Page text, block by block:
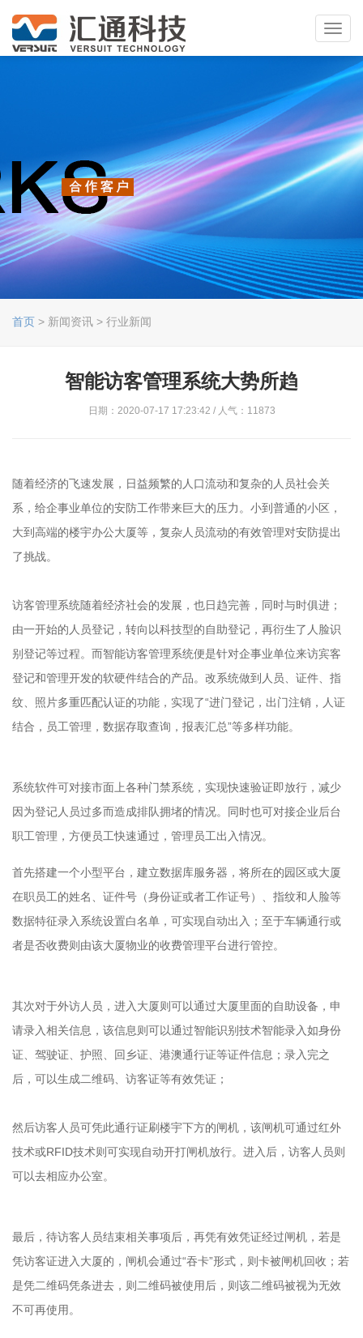
首页 > 新闻资讯 > 行业新闻
智能访客管理系统大势所趋
日期：2020-07-17 17:23:42 / 人气：11873
随着经济的飞速发展，日益频繁的人口流动和复杂的人员社会关
系，给企事业单位的安防工作带来巨大的压力。小到普通的小区，
大到高端的楼宇办公大厦等，复杂人员流动的有效管理对安防提出
了挑战。
访客管理系统随着经济社会的发展，也日趋完善，同时与时俱进；
由一开始的人员登记，转向以科技型的自助登记，再衍生了人脸识
别登记等过程。而智能访客管理系统便是针对企事业单位来访宾客
登记和管理开发的软硬件结合的产品。改系统做到人员、证件、指
纹、照片多重匹配认证的功能，实现了“进门登记，出门注销，人证
结合，员工管理，数据存取查询，报表汇总”等多样功能。
系统软件可对接市面上各种门禁系统，实现快速验证即放行，减少
因为登记人员过多而造成排队拥堵的情况。同时也可对接企业后台
职工管理，方便员工快速通过，管理员工出入情况。
首先搭建一个小型平台，建立数据库服务器，将所在的园区或大厦
在职员工的姓名、证件号（身份证或者工作证号）、指纹和人脸等
数据特征录入系统设置白名单，可实现自动出入；至于车辆通行或
者是否收费则由该大厦物业的收费管理平台进行管控。
其次对于外访人员，进入大厦则可以通过大厦里面的自助设备，申
请录入相关信息，该信息则可以通过智能识别技术智能录入如身份
证、驾驶证、护照、回乡证、港澳通行证等证件信息；录入完之
后，可以生成二维码、访客证等有效凭证；
然后访客人员可凭此通行证刷楼宇下方的闸机，该闸机可通过红外
技术或RFID技术则可实现自动开打闸机放行。进入后，访客人员则
可以去相应办公室。
最后，待访客人员结束相关事项后，再凭有效凭证经过闸机，若是
凭访客证进入大厦的，闸机会通过“吞卡”形式，则卡被闸机回收；若
是凭二维码凭条进去，则二维码被使用后，则该二维码被视为无效
不可再使用。